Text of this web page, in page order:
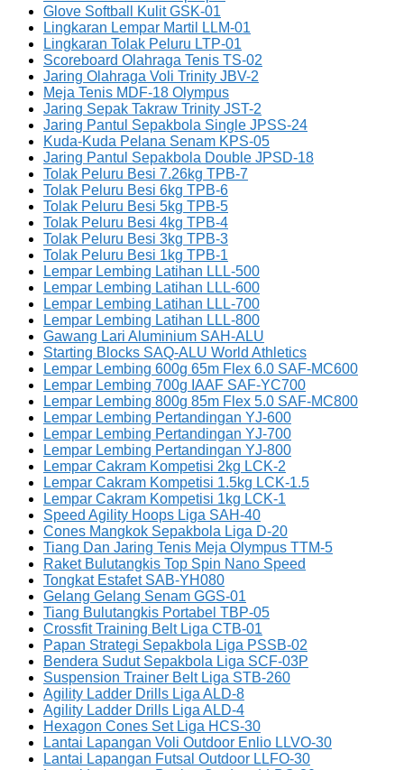
Glove Softball Kulit GSK-01
Lingkaran Lempar Martil LLM-01
Lingkaran Tolak Peluru LTP-01
Scoreboard Olahraga Tenis TS-02
Jaring Olahraga Voli Trinity JBV-2
Meja Tenis MDF-18 Olympus
Jaring Sepak Takraw Trinity JST-2
Jaring Pantul Sepakbola Single JPSS-24
Kuda-Kuda Pelana Senam KPS-05
Jaring Pantul Sepakbola Double JPSD-18
Tolak Peluru Besi 7.26kg TPB-7
Tolak Peluru Besi 6kg TPB-6
Tolak Peluru Besi 5kg TPB-5
Tolak Peluru Besi 4kg TPB-4
Tolak Peluru Besi 3kg TPB-3
Tolak Peluru Besi 1kg TPB-1
Lempar Lembing Latihan LLL-500
Lempar Lembing Latihan LLL-600
Lempar Lembing Latihan LLL-700
Lempar Lembing Latihan LLL-800
Gawang Lari Aluminium SAH-ALU
Starting Blocks SAQ-ALU World Athletics
Lempar Lembing 600g 65m Flex 6.0 SAF-MC600
Lempar Lembing 700g IAAF SAF-YC700
Lempar Lembing 800g 85m Flex 5.0 SAF-MC800
Lempar Lembing Pertandingan YJ-600
Lempar Lembing Pertandingan YJ-700
Lempar Lembing Pertandingan YJ-800
Lempar Cakram Kompetisi 2kg LCK-2
Lempar Cakram Kompetisi 1.5kg LCK-1.5
Lempar Cakram Kompetisi 1kg LCK-1
Speed Agility Hoops Liga SAH-40
Cones Mangkok Sepakbola Liga D-20
Tiang Dan Jaring Tenis Meja Olympus TTM-5
Raket Bulutangkis Top Spin Nano Speed
Tongkat Estafet SAB-YH080
Gelang Gelang Senam GGS-01
Tiang Bulutangkis Portabel TBP-05
Crossfit Training Belt Liga CTB-01
Papan Strategi Sepakbola Liga PSSB-02
Bendera Sudut Sepakbola Liga SCF-03P
Suspension Trainer Belt Liga STB-260
Agility Ladder Drills Liga ALD-8
Agility Ladder Drills Liga ALD-4
Hexagon Cones Set Liga HCS-30
Lantai Lapangan Voli Outdoor Enlio LLVO-30
Lantai Lapangan Futsal Outdoor LLFO-30